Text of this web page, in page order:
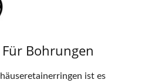
Bohrungen
ist es